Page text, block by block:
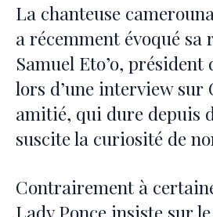
La chanteuse
a récemment évoqué sa
Samuel Eto’o, président
lors d’une interview sur
amitié, qui dure depuis
suscite la curiosité de
Contrairement à
Lady Ponce insiste sur